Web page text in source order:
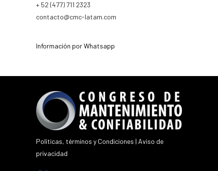
+ 52 (477) 711 2323
contacto@cmc-latam.com
Información por Whatsapp
Políticas, términos y Condiciones | Aviso de
privacidad